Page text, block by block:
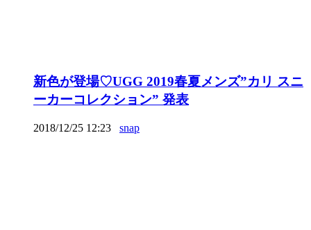
新色が登場♡UGG 2019春夏メンズ”カリ スニ
ーカーコレクション” 発表
2018/12/25 12:23 snap